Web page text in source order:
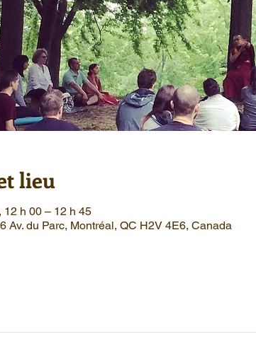
lieu
12 h 00 – 12 h 45
Av. du Parc, Montréal, QC H2V 4E6, Canada